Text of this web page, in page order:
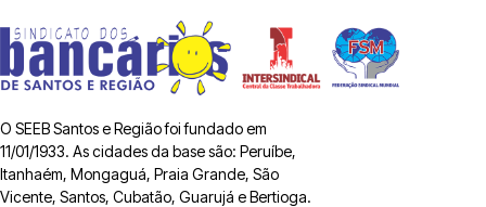
O SEEB Santos e Região foi fundado em
11/01/1933. As cidades da base são: Peruíbe,
Itanhaém, Mongaguá, Praia Grande, São
Vicente, Santos, Cubatão, Guarujá e Bertioga.